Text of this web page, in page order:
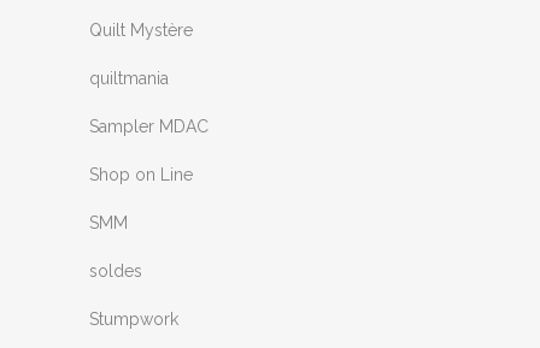
Quilt Mystère
quiltmania
Sampler MDAC
Shop on Line
SMM
soldes
Stumpwork